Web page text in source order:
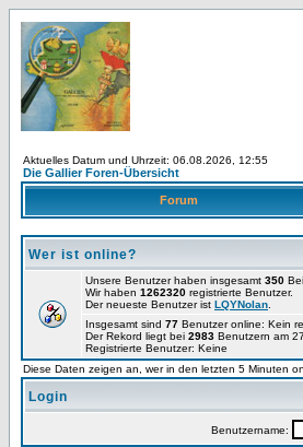
Aktuelles Datum und Uhrzeit: 06.08.2026, 12:55
Die Gallier Foren-Übersicht
Forum
Wer ist online?
Unsere Benutzer haben insgesamt 350
Wir haben 1262320 registrierte Benutzer.
Der neueste Benutzer ist LQYNolan
Insgesamt sind 77 Benutzer online: Kein
Der Rekord liegt bei 2983 Benutzern am
Registrierte Benutzer: Keine
Diese Daten zeigen an, wer in den letzten 5 Minuten
Login
Benutzername: